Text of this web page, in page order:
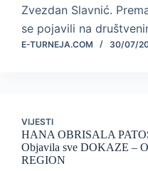
Zvezdan Slavnić.
se pojavili na
E-TURNEJA.COM 30/07/
VIJESTI
HANA OBRISALA
Objavila sve DOKAZE –
REGION